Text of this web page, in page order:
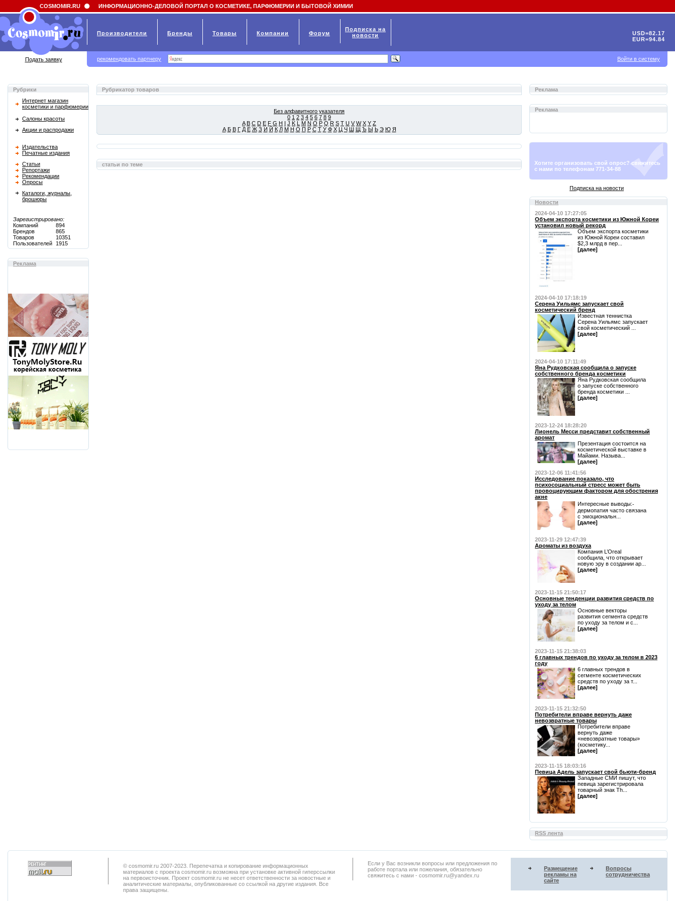
Field 'news_title' doesn't have a default value
Рубрики
Интернет магазин
косметики и парфюмерии
Салоны красоты
Акции и распродажи
Издательства
Печатные издания
Статьи
Репортажи
Рекомендации
Опросы
Каталоги, журналы,
брошюры
Зарегистрировано:
Компаний
894
Брендов
865
Товаров
10351
Пользователей
1915
Реклама
Рубрикатор товаров
Без алфавитного указателя
0 1 2 3 4 5 6 7 8 9
A B C D E F G H I J K L M N O P Q R S T U V W X Y Z
А Б В Г Д Е Ж З И Й К Л М Н О П Р С Т У Ф Х Ц Ч Ш Щ Ъ Ы Ь Э Ю Я
статьи по теме
Реклама
Реклама
Хотите организовать свой опрос? свяжитесь
с нами по телефонам 771-34-88
Подписка на новости
Новости
2024-04-10 17:27:05
Объем экспорта косметики из Южной Кореи
установил новый рекорд
Объем экспорта косметики
из Южной Кореи составил
$2,3 млрд в пер...
[далее]
2024-04-10 17:18:19
Серена Уильямс запускает свой
косметический бренд
Известная теннистка
Серена Уильямс запускает
свой косметический ...
[далее]
2024-04-10 17:11:49
Яна Рудковская сообщила о запуске
собственного бренда косметики
Яна Рудковская сообщила
о запуске собственного
бренда косметики ...
[далее]
2023-12-24 18:28:20
Лионель Месси представит собственный
аромат
Презентация состоится на
косметической выставке в
Майами. Называ...
[далее]
2023-12-06 11:41:56
Исследование показало, что
психосоциальный стресс может быть
провоцирующим фактором для обострения
акне
Интересные выводы:⁃
дермопатия часто связана
с эмоциональн...
[далее]
2023-11-29 12:47:39
Ароматы из воздуха
Компания L’Oreal
сообщила, что открывает
новую эру в создании ар...
[далее]
2023-11-15 21:50:17
Основные тенденции развития средств по
уходу за телом
Основные векторы
развития сегмента средств
по уходу за телом и с...
[далее]
2023-11-15 21:38:03
6 главных трендов по уходу за телом в 2023
году
6 главных трендов в
сегменте косметических
средств по уходу за т...
[далее]
2023-11-15 21:32:50
Потребители вправе вернуть даже
невозвратные товары
Потребители вправе
вернуть даже
«невозвратные товары»
(косметику...
[далее]
2023-11-15 18:03:16
Певица Адель запускает свой бьюти-бренд
Западные СМИ пишут, что
певица зарегистрировала
товарный знак Th...
[далее]
RSS лента
© cosmomir.ru 2007-2023. Перепечатка и копирование информационных
материалов с проекта cosmomir.ru возможна при установке активной гиперссылки
на первоисточник. Проект cosmomir.ru не несет ответственности за новостные и
аналитические материалы, опубликованные со ссылкой на другие издания. Все
права защищены.
Если у Вас возникли вопросы или предложения по
работe портала или пожелания, обязательно
свяжитесь с нами - cosmomir.ru@yandex.ru
Размещение
рекламы на
сайте
Вопросы
сотрудничества
COSMOMIR.RU ИНФОРМАЦИОННО-ДЕЛОВОЙ ПОРТАЛ О КОСМЕТИКЕ, ПАРФЮМЕРИИ И БЫТОВОЙ ХИМИИ
Производители Бренды Товары Компании Форум
Подписка на
новости
USD=82.17
EUR=94.84
Подать заявку рекомендовать партнеру Войти в систему